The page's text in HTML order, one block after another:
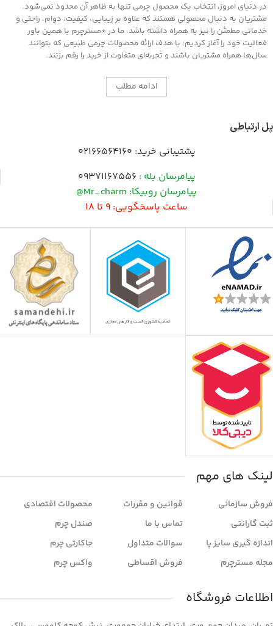
در دنیای امروز، انتخاب یک محصول چرمی تنها به ظاهر آن محدود نمی‌شود.
مشتریان به دنبال محصولی هستند که علاوه بر زیبایی، کیفیت، دوام، راحتی و
خدماتی مطمئن را نیز به همراه داشته باشد. ما در *مسترچرم با همین باور
فعالیت خود را آغاز کردیم؛ با هدف ارائه محصولات چرمی طبیعی که بتوانند
سال‌ها همراه مشتریان باشند و تجربه‌ای متفاوت از خرید را رقم بزنند.
ادامه مطلب
پل ارتباطی
پشتیبانی خرید: 02166564160
پیامرسان بله : 09371167556
پیامرسان روبیکا: Mr_charm@
ساعت پاسخگویی: 9 تا 18
لینک های مهم
فروش سازمانی
ثبت گارانتی
اندازه گیری سایز پا
مجله مسترچرم
قوانین و مقررات
تماس با ما
سوالات متداول
فروش اقساطی
محصولات اقتصادی
صندل چرم
جاکارتی چرم
واکس چرم
اطلاعات فروشگاه